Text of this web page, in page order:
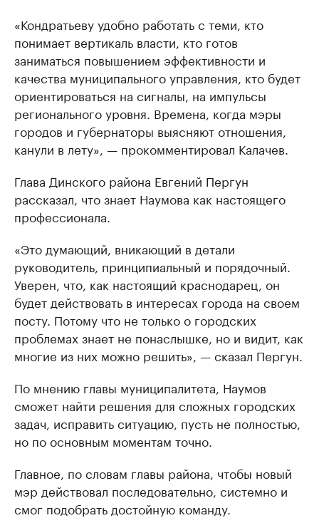
«Кондратьеву удобно работать с теми, кто
понимает вертикаль власти, кто готов
заниматься повышением эффективности и
качества муниципального управления, кто будет
ориентироваться на сигналы, на импульсы
регионального уровня. Времена, когда мэры
городов и губернаторы выясняют отношения,
канули в лету», — прокомментировал Калачев.
Глава Динского района Евгений Пергун
рассказал, что знает Наумова как настоящего
профессионала.
«Это думающий, вникающий в детали
руководитель, принципиальный и порядочный.
Уверен, что, как настоящий краснодарец, он
будет действовать в интересах города на своем
посту. Потому что не только о городских
проблемах знает не понаслышке, но и видит, как
многие из них можно решить», — сказал Пергун.
По мнению главы муниципалитета, Наумов
сможет найти решения для сложных городских
задач, исправить ситуацию, пусть не полностью,
но по основным моментам точно.
Главное, по словам главы района, чтобы новый
мэр действовал последовательно, системно и
смог подобрать достойную команду.